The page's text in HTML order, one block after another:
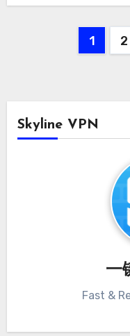
页
1 2
Skyline VPN
一
Fast &